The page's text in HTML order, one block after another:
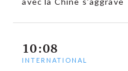
10:08
INTERNATIONAL